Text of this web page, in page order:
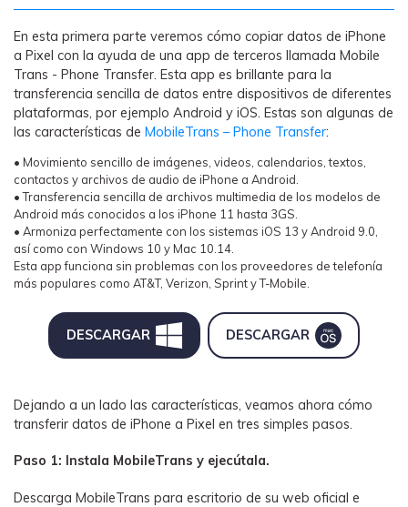
Welastseen
WeLastseen te tiene al tanto de todo en
WhatsApp.
En esta primera parte veremos cómo copiar datos de iPhone
a Pixel con la ayuda de una app de terceros llamada Mobile
Trans - Phone Transfer. Esta app es brillante para la
transferencia sencilla de datos entre dispositivos de diferentes
plataformas, por ejemplo Android y iOS. Estas son algunas de
las características de MobileTrans – Phone Transfer:
• Movimiento sencillo de imágenes, videos, calendarios, textos,
contactos y archivos de audio de iPhone a Android.
• Transferencia sencilla de archivos multimedia de los modelos de
Android más conocidos a los iPhone 11 hasta 3GS.
• Armoniza perfectamente con los sistemas iOS 13 y Android 9.0,
así como con Windows 10 y Mac 10.14.
Esta app funciona sin problemas con los proveedores de telefonía
más populares como AT&T, Verizon, Sprint y T-Mobile.
DESCARGAR DESCARGAR
Dejando a un lado las características, veamos ahora cómo
transferir datos de iPhone a Pixel en tres simples pasos.
Paso 1: Instala MobileTrans y ejecútala.
Descarga MobileTrans para escritorio de su web oficial e